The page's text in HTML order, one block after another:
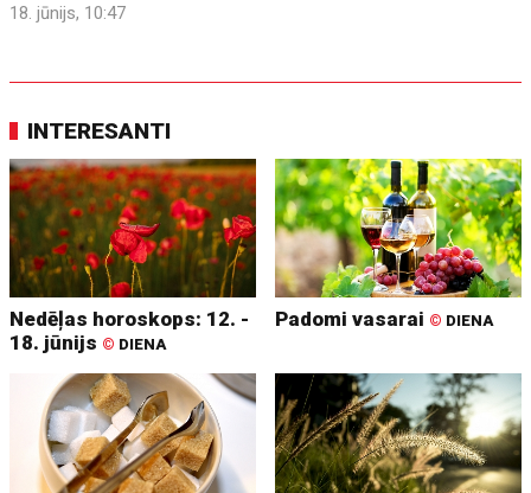
18. jūnijs, 10:47
INTERESANTI
Nedēļas horoskops: 12. -
18. jūnijs © DIENA
Padomi vasarai © DIENA